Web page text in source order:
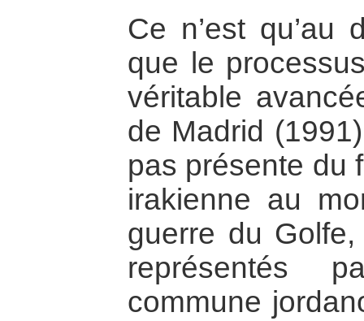
Ce n’est qu’au
que le
véritable
de Madrid
pas présente du
irakienne au
guerre du
représentés
commune